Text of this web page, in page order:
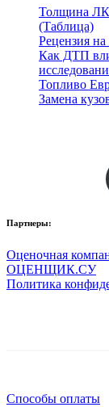
Толщина
(Таблица)
Рецензия на
Как ДТП
Топливо
Замена
Партнеры:
Оценочная
ОЦЕНЩИК.СУ
Политика
Способы оплаты